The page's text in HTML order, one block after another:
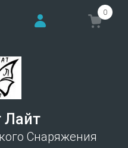
0
Лайт
Снаряжения